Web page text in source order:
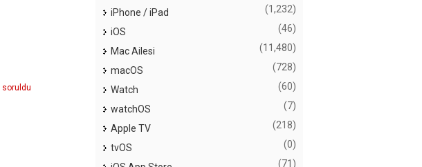
soruldu
iPhone / iPad
(1,232)
iOS (46)
Mac Ailesi (11,480)
macOS (728)
Watch (60)
watchOS (7)
Apple TV (218)
tvOS (0)
(71)